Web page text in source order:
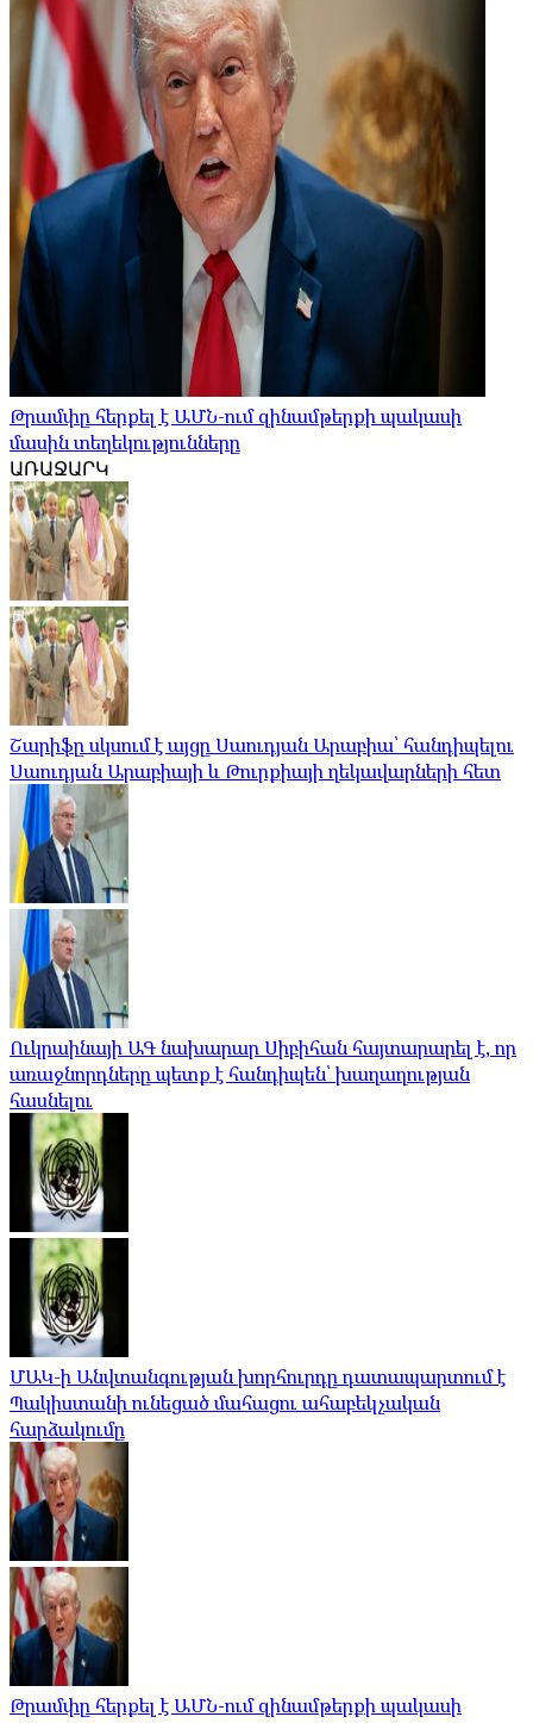
Թրամփը հերքել է ԱՄՆ-ում զինամթերքի պակասի
մասին տեղեկությունները
ԱՌԱՋԱՐԿ
Շարիֆը սկսում է այցը Սաուդյան Արաբիա՝ հանդիպելու
Սաուդյան Արաբիայի և Թուրքիայի ղեկավարների հետ
Ուկրաինայի ԱԳ նախարար Սիբիհան հայտարարել է, որ
առաջնորդները պետք է հանդիպեն՝ խաղաղության
հասնելու
ՄԱԿ-ի Անվտանգության խորհուրդը դատապարտում է
Պակիստանի ունեցած մահացու ահաբեկչական
հարձակումը
Թրամփը հերքել է ԱՄՆ-ում զինամթերքի պակասի